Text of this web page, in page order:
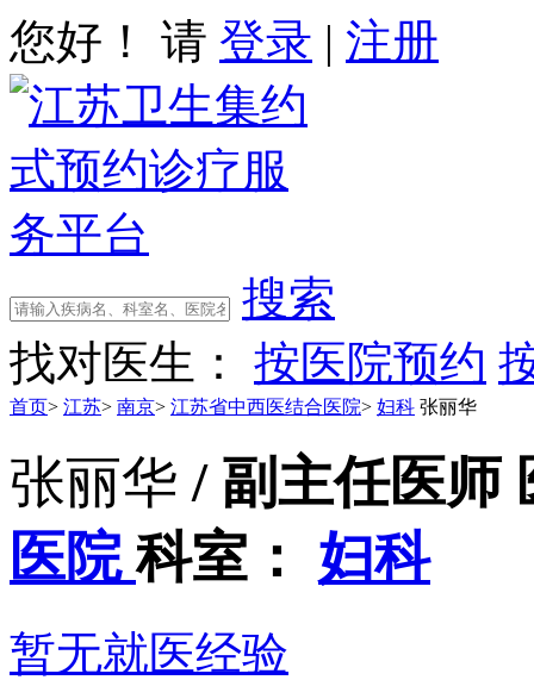
您好！ 请 登录 | 注册
搜索
找对医生：
按医院预约
首页> 江苏> 南京> 江苏省中西医结合医院> 妇科 张丽华
张丽华 / 副主任医师
医院科室： 妇科
暂无就医经验